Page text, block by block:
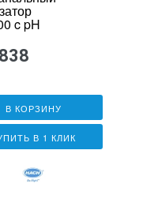
c pH
и
В КОРЗИНУ
В 1 КЛИК